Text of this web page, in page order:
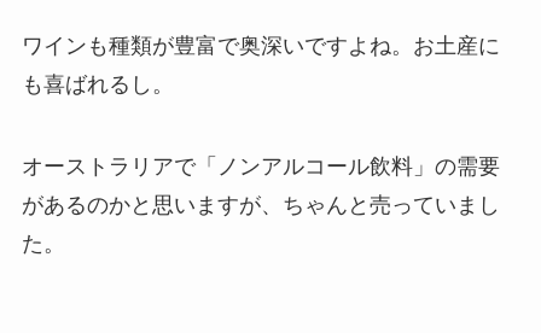
ワインも種類が豊富で奥深いですよね。お土産に
も喜ばれるし。
オーストラリアで「ノンアルコール飲料」の需要
があるのかと思いますが、ちゃんと売っていまし
た。